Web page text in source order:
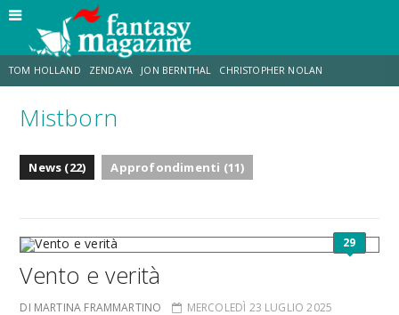
TOM HOLLAND ZENDAYA JON BERNTHAL CHRISTOPHER NOLAN
STRANIMONDI LUCCA COMICS & GAMES
Mistborn
News (22) Approfondimenti (11)
29
Vento e verità
DI MARTINA FRAMMARTINO MERCOLEDÌ 23 LUGLIO 2025